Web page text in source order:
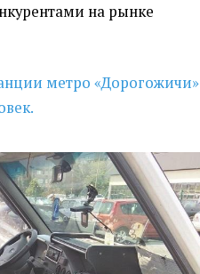
на рынке
метро «Дорогожичи»